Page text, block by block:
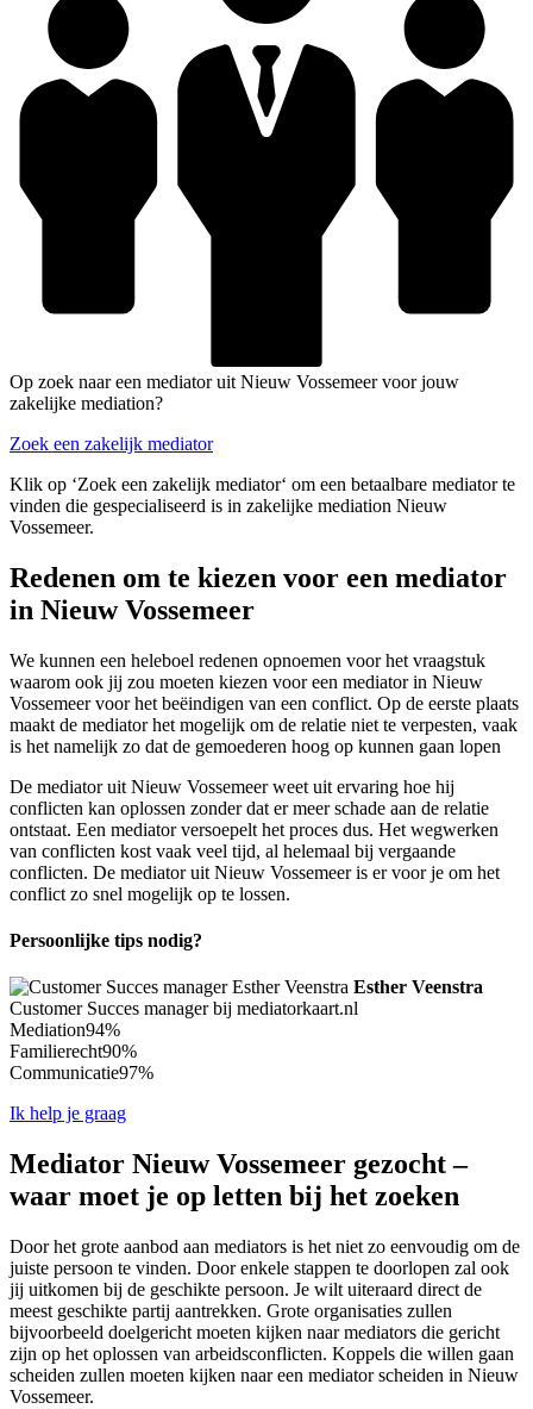
Op zoek naar een mediator uit Nieuw Vossemeer voor jouw
zakelijke mediation?
Zoek een zakelijk mediator
Klik op ‘Zoek een zakelijk mediator‘ om een betaalbare mediator te
vinden die gespecialiseerd is in zakelijke mediation Nieuw
Vossemeer.
Redenen om te kiezen voor een mediator
in Nieuw Vossemeer
We kunnen een heleboel redenen opnoemen voor het vraagstuk
waarom ook jij zou moeten kiezen voor een mediator in Nieuw
Vossemeer voor het beëindigen van een conflict. Op de eerste plaats
maakt de mediator het mogelijk om de relatie niet te verpesten, vaak
is het namelijk zo dat de gemoederen hoog op kunnen gaan lopen
De mediator uit Nieuw Vossemeer weet uit ervaring hoe hij
conflicten kan oplossen zonder dat er meer schade aan de relatie
ontstaat. Een mediator versoepelt het proces dus. Het wegwerken
van conflicten kost vaak veel tijd, al helemaal bij vergaande
conflicten. De mediator uit Nieuw Vossemeer is er voor je om het
conflict zo snel mogelijk op te lossen.
Persoonlijke tips nodig?
Esther Veenstra
Customer Succes manager bij mediatorkaart.nl
Mediation94%
Familierecht90%
Communicatie97%
Ik help je graag
Mediator Nieuw Vossemeer gezocht –
waar moet je op letten bij het zoeken
Door het grote aanbod aan mediators is het niet zo eenvoudig om de
juiste persoon te vinden. Door enkele stappen te doorlopen zal ook
jij uitkomen bij de geschikte persoon. Je wilt uiteraard direct de
meest geschikte partij aantrekken. Grote organisaties zullen
bijvoorbeeld doelgericht moeten kijken naar mediators die gericht
zijn op het oplossen van arbeidsconflicten. Koppels die willen gaan
scheiden zullen moeten kijken naar een mediator scheiden in Nieuw
Vossemeer.